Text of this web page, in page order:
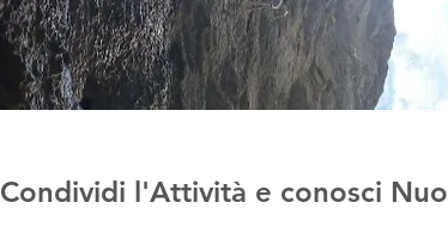
Condividi l'Attività e conosci